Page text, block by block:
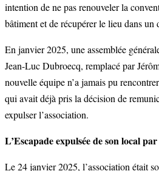
intention de ne pas renouveler la
bâtiment et de récupérer le lieu dans un
En janvier 2025, une assemblée
Jean-Luc Dubroecq, remplacé par
nouvelle équipe n’a jamais pu
qui avait déjà pris la décision de
expulser l’association.
L’Escapade expulsée de son local
Le 24 janvier 2025, l’association était